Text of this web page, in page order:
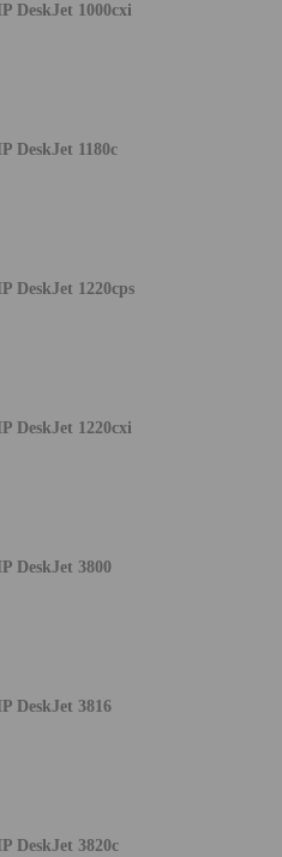
DeskJet 1000cxi
DeskJet 1180c
DeskJet 1220cps
DeskJet 1220cxi
DeskJet 3800
DeskJet 3816
DeskJet 3820c